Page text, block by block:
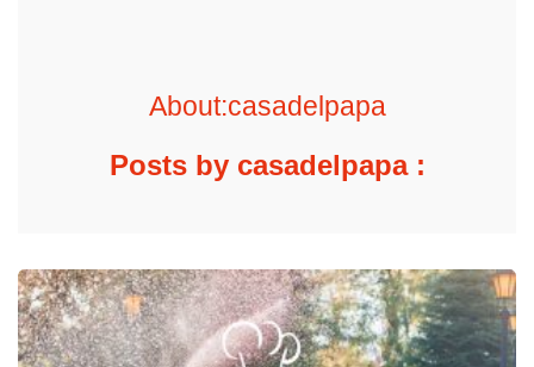
About:casadelpapa
Posts by casadelpapa :